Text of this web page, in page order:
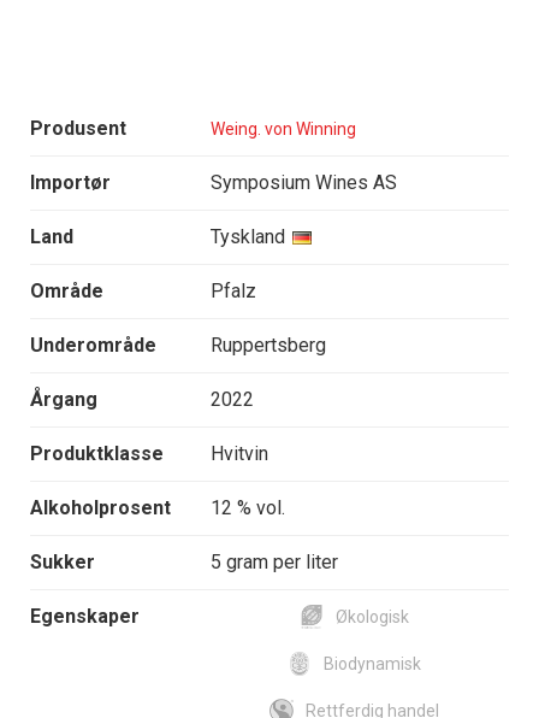
Produsent Weing. von Winning
Importør Symposium Wines AS
Land Tyskland
Område Pfalz
Underområde Ruppertsberg
Årgang 2022
Produktklasse Hvitvin
Alkoholprosent 12 % vol.
Sukker 5 gram per liter
Egenskaper Økologisk
Biodynamisk
Rettferdig handel